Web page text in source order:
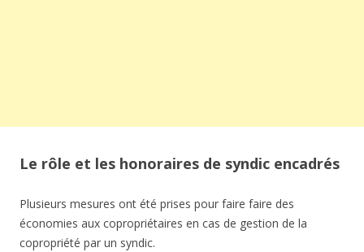
Le rôle et les honoraires de syndic encadrés
Plusieurs mesures ont été prises pour faire faire des
économies aux copropriétaires en cas de gestion de la
copropriété par un syndic.